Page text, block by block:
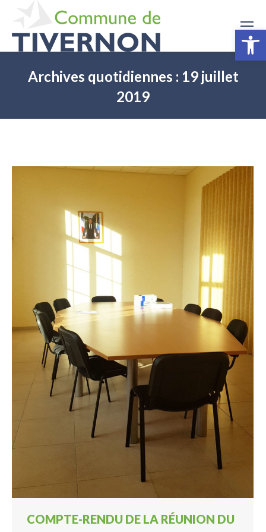
Archives quotidiennes : 19 juillet
2019
COMPTE-RENDU DE LA RÉUNION DU